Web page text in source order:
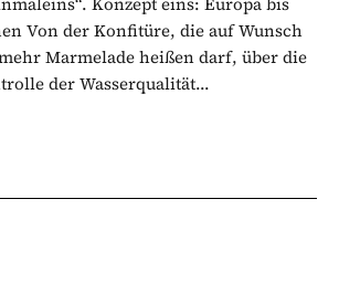
Von der Konfitüre, die auf Wunsch
Marmelade heißen darf, über die
der Wasserqualität...